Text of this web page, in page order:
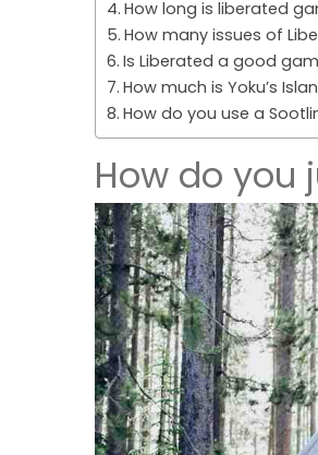
How long is liberated
How many issues of
Is Liberated a good
How much is Yoku’s
How do you use a
How do you